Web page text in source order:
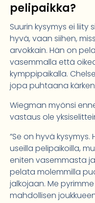
pelipaikka?
Suurin kysymys ei liity
hyvä, vaan siihen,
arvokkain. Hän on
vasemmalla että
kymppipaikalla.
jopa puhtaana
Wiegman myönsi
vastaus ole
”Se on hyvä
useilla pelipaikoilla,
eniten vasemmasta
pelata molemmilla
jalkojaan. Me
mahdollisen